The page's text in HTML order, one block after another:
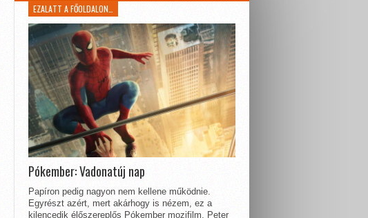
EZALATT A FŐOLDALON…
Pókember: Vadonatúj nap
Papíron pedig nagyon nem kellene működnie.
Egyrészt azért, mert akárhogy is nézem, ez a
kilencedik élőszereplős Pókember mozifilm. Peter